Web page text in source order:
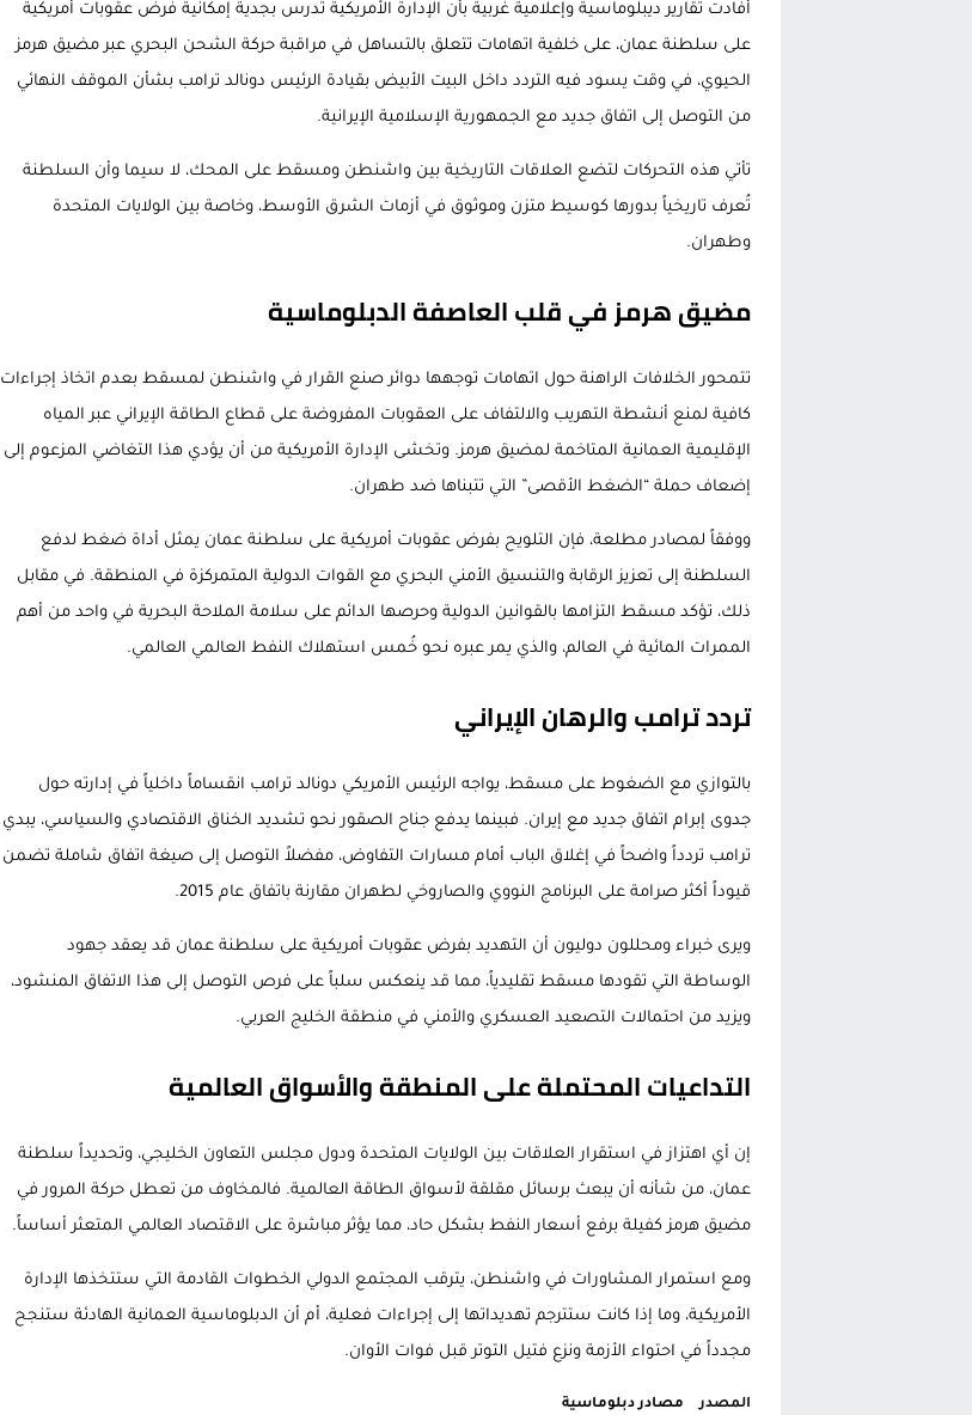
أفادت تقارير ديبلوماسية وإعلامية غربية بأن الإدارة الأمريكية تدرس بجدية إمكانية فرض عقوبات أمريكية
على سلطنة عمان، على خلفية اتهامات تتعلق بالتساهل في مراقبة حركة الشحن البحري عبر مضيق هرمز
الحيوي، في وقت يسود فيه التردد داخل البيت الأبيض بقيادة الرئيس دونالد ترامب بشأن الموقف النهائي
من التوصل إلى اتفاق جديد مع الجمهورية الإسلامية الإيرانية.
تأتي هذه التحركات لتضع العلاقات التاريخية بين واشنطن ومسقط على المحك، لا سيما وأن السلطنة
تُعرف تاريخياً بدورها كوسيط متزن وموثوق في أزمات الشرق الأوسط، وخاصة بين الولايات المتحدة
وطهران.
مضيق هرمز في قلب العاصفة الدبلوماسية
تتمحور الخلافات الراهنة حول اتهامات توجهها دوائر صنع القرار في واشنطن لمسقط بعدم اتخاذ إجراءات
كافية لمنع أنشطة التهريب والالتفاف على العقوبات المفروضة على قطاع الطاقة الإيراني عبر المياه
الإقليمية العمانية المتاخمة لمضيق هرمز. وتخشى الإدارة الأمريكية من أن يؤدي هذا التغاضي المزعوم إلى
إضعاف حملة “الضغط الأقصى” التي تتبناها ضد طهران.
ووفقاً لمصادر مطلعة، فإن التلويح بفرض عقوبات أمريكية على سلطنة عمان يمثل أداة ضغط لدفع
السلطنة إلى تعزيز الرقابة والتنسيق الأمني البحري مع القوات الدولية المتمركزة في المنطقة. في مقابل
ذلك، تؤكد مسقط التزامها بالقوانين الدولية وحرصها الدائم على سلامة الملاحة البحرية في واحد من أهم
الممرات المائية في العالم، والذي يمر عبره نحو خُمس استهلاك النفط العالمي العالمي.
تردد ترامب والرهان الإيراني
بالتوازي مع الضغوط على مسقط، يواجه الرئيس الأمريكي دونالد ترامب انقساماً داخلياً في إدارته حول
جدوى إبرام اتفاق جديد مع إيران. فبينما يدفع جناح الصقور نحو تشديد الخناق الاقتصادي والسياسي، يبدي
ترامب تردداً واضحاً في إغلاق الباب أمام مسارات التفاوض، مفضلاً التوصل إلى صيغة اتفاق شاملة تضمن
قيوداً أكثر صرامة على البرنامج النووي والصاروخي لطهران مقارنة باتفاق عام 2015.
ويرى خبراء ومحللون دوليون أن التهديد بفرض عقوبات أمريكية على سلطنة عمان قد يعقد جهود
الوساطة التي تقودها مسقط تقليدياً، مما قد ينعكس سلباً على فرص التوصل إلى هذا الاتفاق المنشود،
ويزيد من احتمالات التصعيد العسكري والأمني في منطقة الخليج العربي.
التداعيات المحتملة على المنطقة والأسواق العالمية
إن أي اهتزاز في استقرار العلاقات بين الولايات المتحدة ودول مجلس التعاون الخليجي، وتحديداً سلطنة
عمان، من شأنه أن يبعث برسائل مقلقة لأسواق الطاقة العالمية. فالمخاوف من تعطل حركة المرور في
مضيق هرمز كفيلة برفع أسعار النفط بشكل حاد، مما يؤثر مباشرة على الاقتصاد العالمي المتعثر أساساً.
ومع استمرار المشاورات في واشنطن، يترقب المجتمع الدولي الخطوات القادمة التي ستتخذها الإدارة
الأمريكية، وما إذا كانت ستترجم تهديداتها إلى إجراءات فعلية، أم أن الدبلوماسية العمانية الهادئة ستنجح
مجدداً في احتواء الأزمة ونزع فتيل التوتر قبل فوات الأوان.
المصدر مصادر دبلوماسية